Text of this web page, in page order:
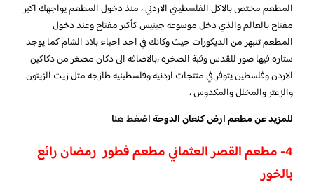
المطعم مختص بالاكل الفلسطيني الاردني ، منذ دخول المطعم يواجهك اكبر
مفتاح بالعالم والذي دخل موسوعه جينيس كأكبر مفتاح وعند دخول
المطعم تنبهر من الديكورات حيث وكانك في احد احياء بلاد الشام كما يوجد
ستاره فيها صور للقدس وقبة الصخره ،بالاضافه الى دكان مصغر من دكاكين
الاردن وفلسطين يتوفر في منتجات اردنيه وفلسطينيه طازجه مثل زيت الزيتون
والزعتر والمخلل والمكدوس ،
للمزيد عن مطعم ارض كنعان الدوحةاضغط هنا
4- مطعم القصر العثماني مطعم فطور رمضان رائع
بالخور